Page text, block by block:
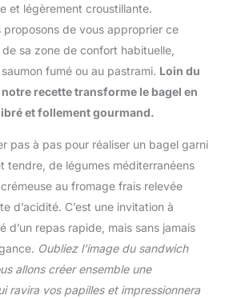
et légèrement croustillante.
proposons de vous approprier ce
sa zone de confort habituelle,
fumé ou au pastrami. Loin du
recette transforme le bagel en
et follement gourmand.
pas à pas pour réaliser un bagel garni
tendre, de légumes méditerranéens
au fromage frais relevée
d’acidité. C’est une invitation à
d’un repas rapide, mais sans jamais
Oubliez l’image du sandwich
allons créer ensemble une
ravira vos papilles et impressionnera